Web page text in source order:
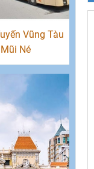
Vũng Tàu
Né